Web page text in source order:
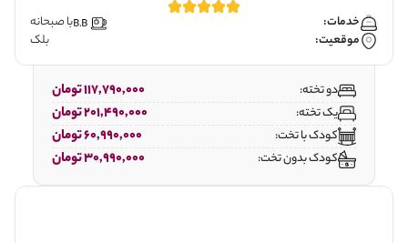
خدمات:
با صبحانه
موقعیت:
بلک
دو تخته: 117,790,000 تومان
یک تخته: 201,490,000 تومان
کودک با تخت: 60,990,000 تومان
کودک بدون تخت: 30,990,000 تومان